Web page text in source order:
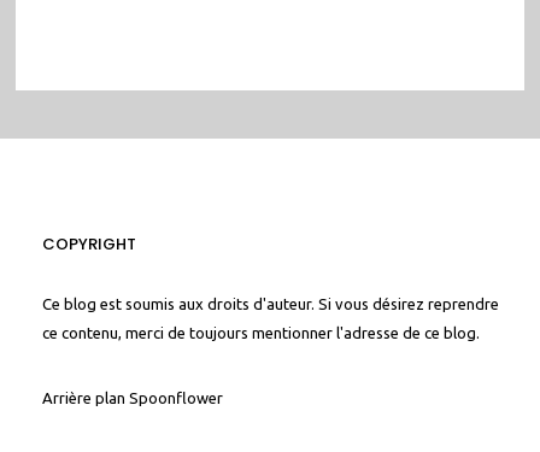
COPYRIGHT
Ce blog est soumis aux droits d'auteur. Si vous désirez reprendre
ce contenu, merci de toujours mentionner l'adresse de ce blog.
Arrière plan Spoonflower